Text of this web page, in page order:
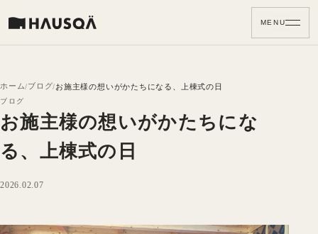
MENU
ホーム ブログ お施主様の想いがかたちになる、上棟式の日
ブログ
お施主様の想いがかたちにな
る、上棟式の日
2026.02.07